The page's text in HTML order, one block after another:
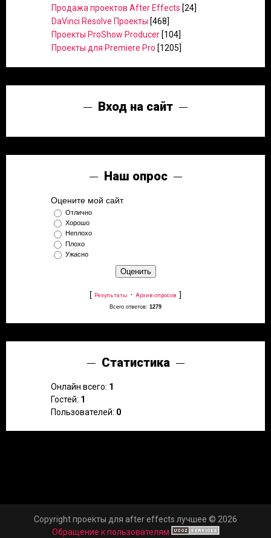
Продажа проектов After Effects [24]
DaVinci Resolve Проекты [468]
Проекты ProShow Producer [104]
Проекты для Premiere Pro [1205]
Вход на сайт
Наш опрос
Оцените мой сайт
Отлично
Хорошо
Неплохо
Плохо
Ужасно
[ Результаты · Архив опросов ]
Всего ответов: 1279
Статистика
Онлайн всего: 1
Гостей: 1
Пользователей: 0
Copyright проекты для after effects лучшее © 2026
Обращение к пользователям